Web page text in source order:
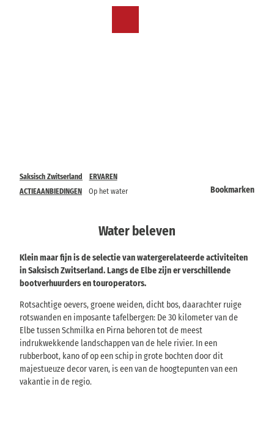
Saksisch Zwitserland
ERVAREN
ACTIEAANBIEDINGEN
Op het water Bookmarken
Water beleven
Klein maar fijn is de selectie van watergerelateerde activiteiten
in Saksisch Zwitserland. Langs de Elbe zijn er verschillende
bootverhuurders en touroperators.
Rotsachtige oevers, groene weiden, dicht bos, daarachter ruige
rotswanden en imposante tafelbergen: De 30 kilometer van de
Elbe tussen Schmilka en Pirna behoren tot de meest
indrukwekkende landschappen van de hele rivier. In een
rubberboot, kano of op een schip in grote bochten door dit
majestueuze decor varen, is een van de hoogtepunten van een
vakantie in de regio.